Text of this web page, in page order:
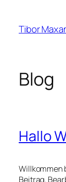
springen
Tibor
Blog
Hallo
Willkommen
Beitrag.